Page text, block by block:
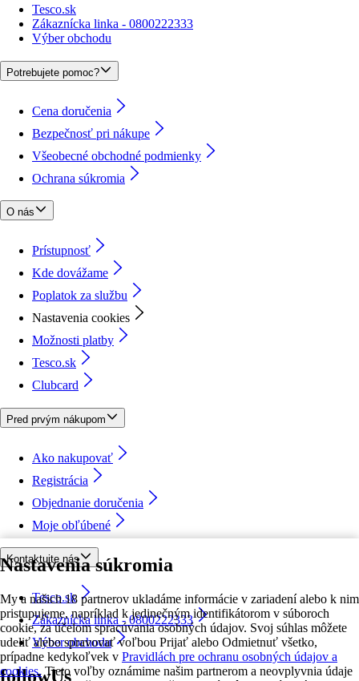
Nastavenia súkromia
My a našich 18 partnerov ukladáme informácie v zariadení alebo k nim
pristupujeme, napríklad k jedinečným identifikátorom v súboroch
cookie, za účelom spracúvania osobných údajov. Svoj súhlas môžete
udeliť alebo spravovať voľbou Prijať alebo Odmietnuť všetko,
prípadne kedykoľvek v Pravidlách pre ochranu osobných údajov a
cookies. Tieto voľby oznámime našim partnerom a neovplyvnia údaje
Tesco.sk
Zákaznícka linka - 0800222333
Výber obchodu
Potrebujete pomoc?
Cena doručenia
Bezpečnosť pri nákupe
Všeobecné obchodné podmienky
Ochrana súkromia
O nás
Prístupnosť
Kde dovážame
Poplatok za službu
Nastavenia cookies
Možnosti platby
Tesco.sk
Clubcard
Pred prvým nákupom
Ako nakupovať
Registrácia
Objednanie doručenia
Moje obľúbené
Kontaktujte nás
Tesco.sk
Zákaznícka linka - 0800222333
Výber obchodu
followUs